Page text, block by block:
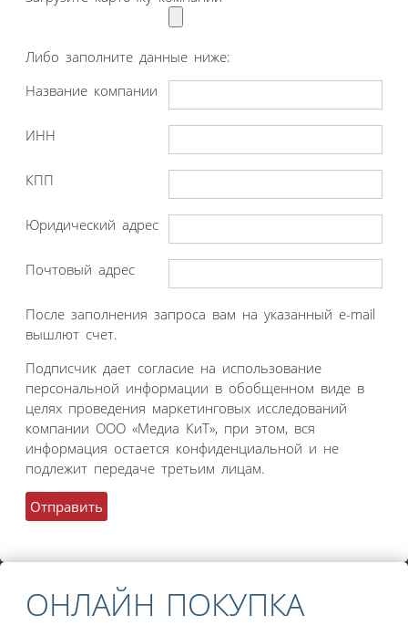
Либо заполните данные ниже:
Название компании
ИНН
КПП
Юридический адрес
Почтовый адрес
После заполнения запроса вам на указанный e-mail
вышлют счет.
Подписчик дает согласие на использование
персональной информации в обобщенном виде в
целях проведения маркетинговых исследований
компании ООО «Медиа КиТ», при этом, вся
информация остается конфиденциальной и не
подлежит передаче третьим лицам.
ОНЛАЙН ПОКУПКА